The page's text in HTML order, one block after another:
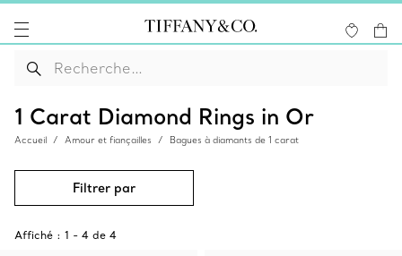
1 Carat Diamond Rings in Or
Accueil Amour et fiançailles Bagues à diamants de 1 carat
Filtrer par
Affiché : 1 - 4 de 4